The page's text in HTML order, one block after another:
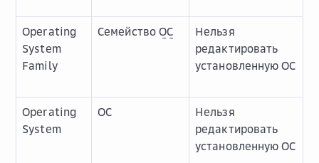
Operating
System
Family
Семейство ОС
Нельзя
редактировать
установленную ОС
Operating
System
ОС
Нельзя
редактировать
установленную ОС